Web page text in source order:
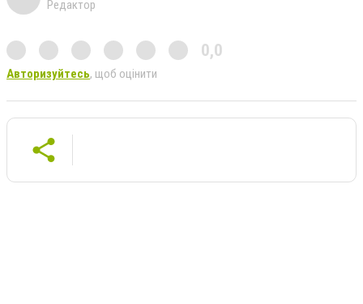
Редактор
0,0
Авторизуйтесь, щоб оцінити